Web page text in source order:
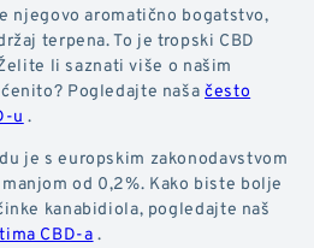
njegovo aromatično bogatstvo,
terpena. To je tropski CBD
li saznati više o našim
Pogledajte našačesto
u .
je s europskim zakonodavstvom
od 0,2%. Kako biste bolje
kanabidiola, pogledajte naš
CBD-a.